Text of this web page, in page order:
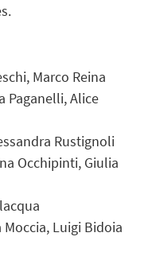
Marco Reina
Paganelli, Alice
Rustignoli
Occhipinti, Giulia
Luigi Bidoia